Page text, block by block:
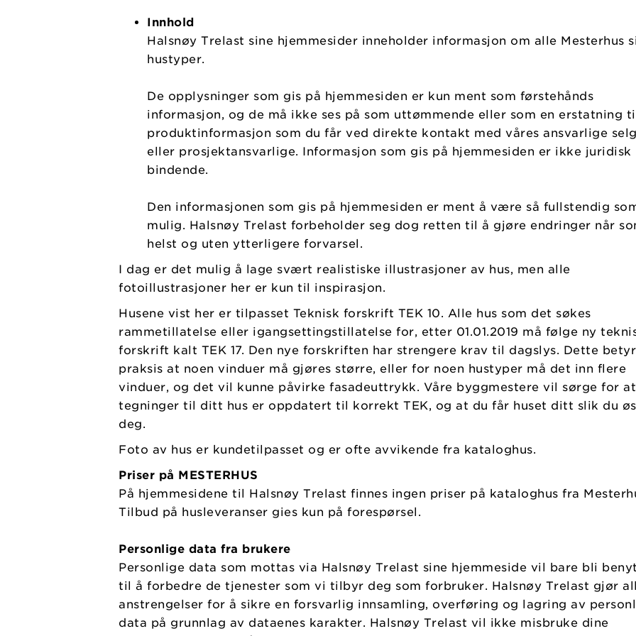
Innhold
Halsnøy Trelast sine hjemmesider inneholder informasjon om alle Mesterhus
hustyper.
De opplysninger som gis på hjemmesiden er kun ment som førstehånds
informasjon, og de må ikke ses på som uttømmende eller som en erstatning
produktinformasjon som du får ved direkte kontakt med våres ansvarlige
eller prosjektansvarlige. Informasjon som gis på hjemmesiden er ikke juridisk
bindende.
Den informasjonen som gis på hjemmesiden er ment å være så fullstendig
mulig. Halsnøy Trelast forbeholder seg dog retten til å gjøre endringer når
helst og uten ytterligere forvarsel.
I dag er det mulig å lage svært realistiske illustrasjoner av hus, men alle
fotoillustrasjoner her er kun til inspirasjon.
Husene vist her er tilpasset Teknisk forskrift TEK 10. Alle hus som det søkes
rammetillatelse eller igangsettingstillatelse for, etter 01.01.2019 må følge ny
forskrift kalt TEK 17. Den nye forskriften har strengere krav til dagslys. Dette
praksis at noen vinduer må gjøres større, eller for noen hustyper må det inn flere
vinduer, og det vil kunne påvirke fasadeuttrykk. Våre byggmestere vil sørge for at
tegninger til ditt hus er oppdatert til korrekt TEK, og at du får huset ditt slik du
deg.
Foto av hus er kundetilpasset og er ofte avvikende fra kataloghus.
Priser på MESTERHUS
På hjemmesidene til Halsnøy Trelast finnes ingen priser på kataloghus fra
Tilbud på husleveranser gies kun på forespørsel.
Personlige data fra brukere
Personlige data som mottas via Halsnøy Trelast sine hjemmeside vil bare bli
til å forbedre de tjenester som vi tilbyr deg som forbruker. Halsnøy Trelast gjør
anstrengelser for å sikre en forsvarlig innsamling, overføring og lagring av
data på grunnlag av dataenes karakter. Halsnøy Trelast vil ikke misbruke dine